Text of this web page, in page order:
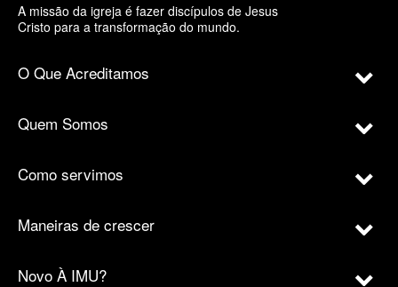
A missão da igreja é fazer discípulos de Jesus
Cristo para a transformação do mundo.
O Que Acreditamos
Quem Somos
Como servimos
Maneiras de crescer
Novo À IMU?